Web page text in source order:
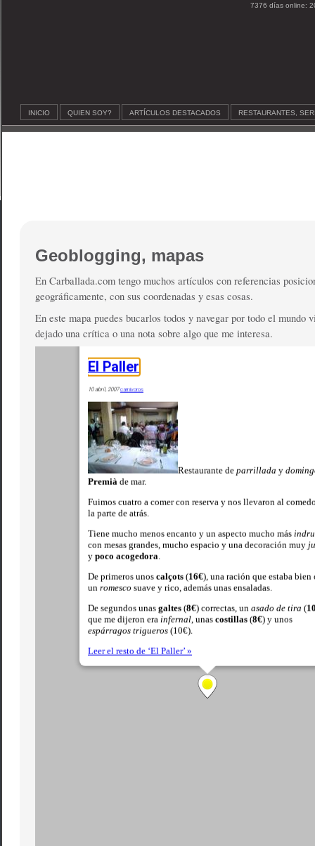
7376 días online:
INICIO QUIEN SOY? ARTÍCULOS DESTACADOS RESTAURANTES,
Geoblogging, mapas
En Carballada.com tengo muchos artículos con referencias
geográficamente, con sus coordenadas y esas cosas.
En este mapa puedes bucarlos todos y navegar por todo el mundo
dejado una crítica o una nota sobre algo que me interesa.